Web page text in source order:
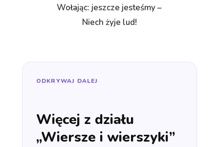
Wołając: jeszcze jesteśmy –
Niech żyje lud!
ODKRYWAJ DALEJ
Więcej z działu
„Wiersze i wierszyki”